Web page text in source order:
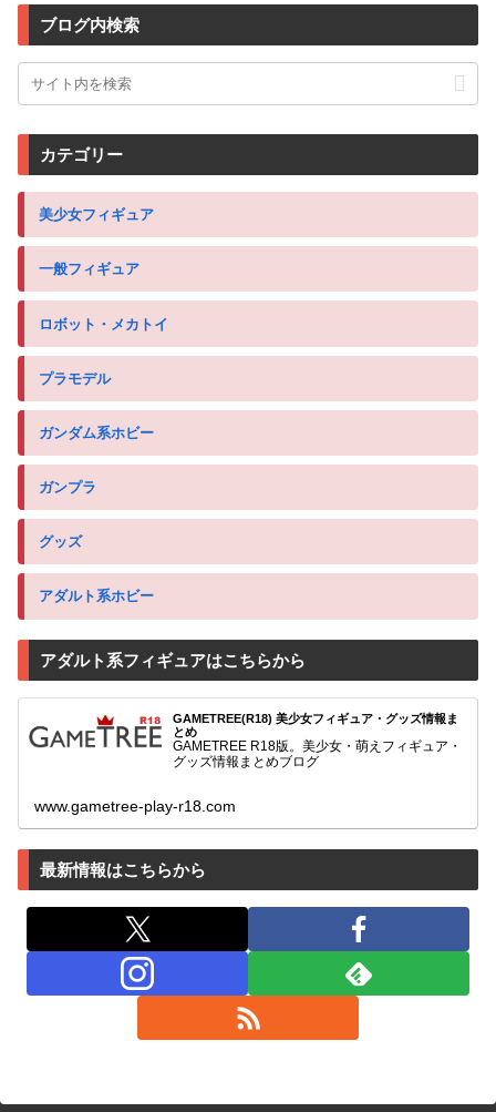
ブログ内検索
カテゴリー
美少女フィギュア
一般フィギュア
ロボット・メカトイ
プラモデル
ガンダム系ホビー
ガンプラ
グッズ
アダルト系ホビー
アダルト系フィギュアはこちらから
GAMETREE(R18) 美少女フィギュア・グッズ情報ま
とめ
GAMETREE R18版。美少女・萌えフィギュア・
グッズ情報まとめブログ
www.gametree-play-r18.com
最新情報はこちらから